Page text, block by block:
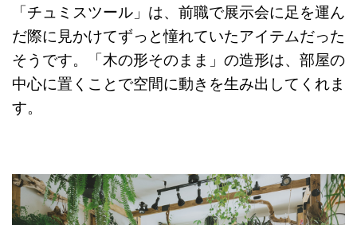
「チュミスツール」は、前職で展示会に足を運ん
だ際に見かけてずっと憧れていたアイテムだった
そうです。「木の形そのまま」の造形は、部屋の
中心に置くことで空間に動きを生み出してくれま
す。